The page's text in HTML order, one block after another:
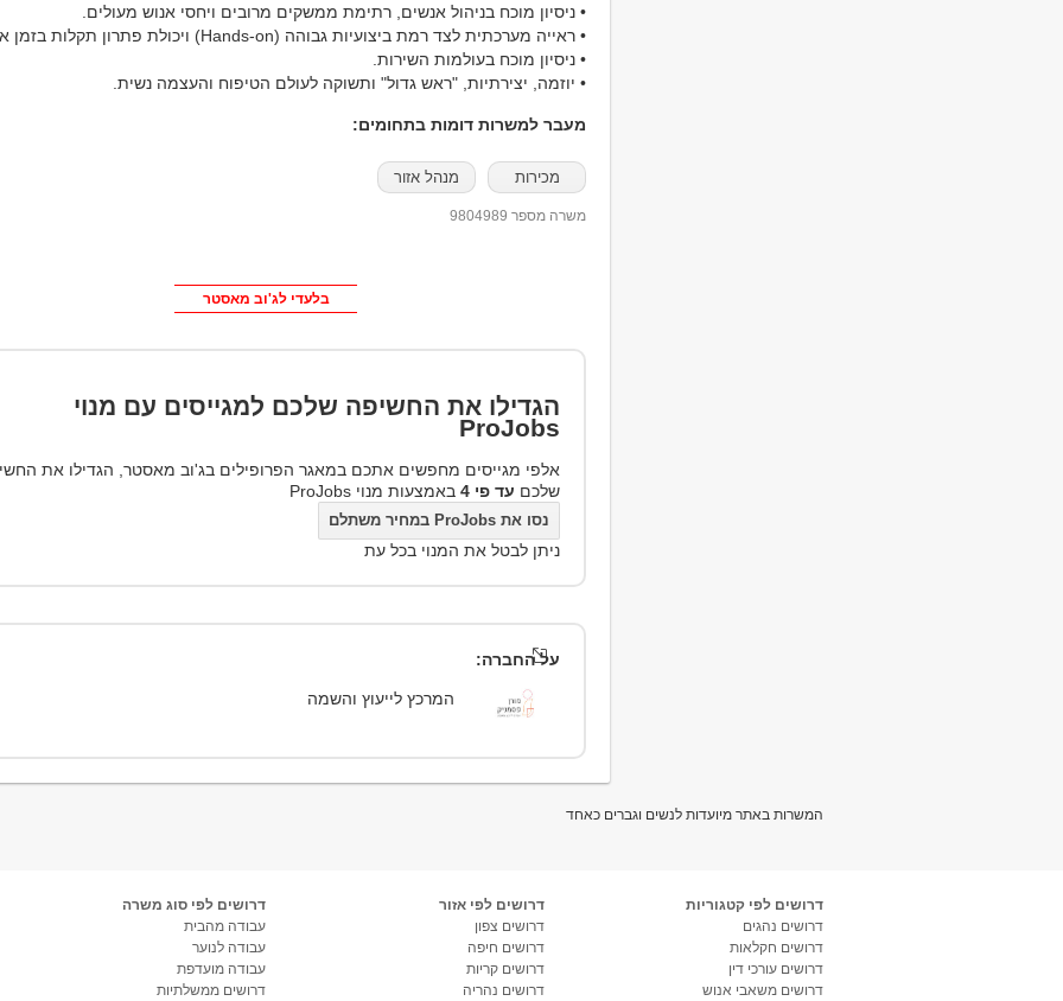
• ניסיון מוכח בניהול אנשים, רתימת ממשקים מרובים ויחסי אנוש מעולים.
• ראייה מערכתית לצד רמת ביצועיות גבוהה (Hands-on) ויכולת פתרון תקלות בזמן אמת.
• ניסיון מוכח בעולמות השירות.
• יוזמה, יצירתיות, "ראש גדול" ותשוקה לעולם הטיפוח והעצמה נשית.
מעבר למשרות דומות בתחומים:
מכירות מנהל אזור
משרה מספר 9804989
בלעדי לג'וב מאסטר
הגדילו את החשיפה שלכם למגייסים עם מנוי
ProJobs
אלפי מגייסים מחפשים אתכם במאגר הפרופילים בג'וב מאסטר, הגדילו את
שלכם עד פי 4 באמצעות מנוי ProJobs
נסו את ProJobs במחיר משתלם
ניתן לבטל את המנוי בכל עת
על החברה:
המרכץ לייעוץ והשמה
המשרות באתר מיועדות לנשים וגברים כאחד
דרושים לפי קטגוריות
דרושים נהגים
דרושים חקלאות
דרושים עורכי דין
דרושים משאבי אנוש
דרושים לפי אזור
דרושים צפון
דרושים חיפה
דרושים קריות
דרושים נהריה
דרושים לפי סוג משרה
עבודה מהבית
עבודה לנוער
עבודה מועדפת
דרושים ממשלתיות